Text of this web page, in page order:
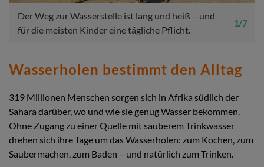
Der Weg zur Wasserstelle ist lang und heiß – und
für die meisten Kinder eine tägliche Pflicht.
1 / 7
Wasserholen bestimmt den Alltag
319 Millionen Menschen sorgen sich in Afrika südlich der
Sahara darüber, wo und wie sie genug Wasser bekommen.
Ohne Zugang zu einer Quelle mit sauberem Trinkwasser
drehen sich ihre Tage um das Wasserholen: zum Kochen, zum
Saubermachen, zum Baden – und natürlich zum Trinken.